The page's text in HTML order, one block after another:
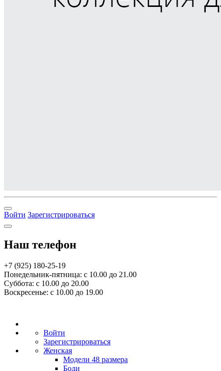
Войти Зарегистрироваться
Наш телефон
+7 (925) 180-25-19
Понедельник-пятница: с 10.00 до 21.00
Суббота: с 10.00 до 20.00
Воскресенье: с 10.00 до 19.00
Войти
Зарегистрироваться
Женская
Модели 48 размера
Боди